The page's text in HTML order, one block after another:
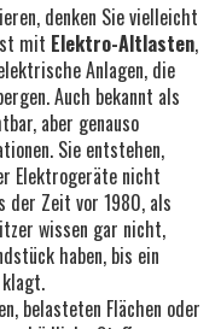
denken Sie vielleicht
mit Elektro-Altlasten,
Anlagen, die
. Auch bekannt als
aber genauso
Sie entstehen,
Elektrogeräte nicht
der Zeit vor 1980, als
wissen gar nicht,
haben, bis ein
, belasteten Flächen oder